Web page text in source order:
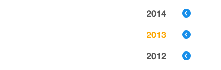
2014
2013
2012